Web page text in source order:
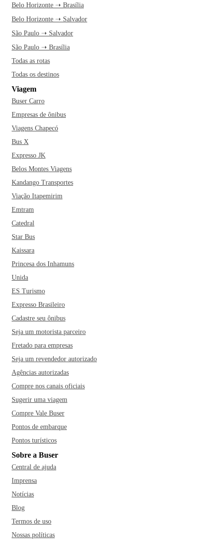
Belo Horizonte ➝ Brasília
Belo Horizonte ➝ Salvador
São Paulo ➝ Salvador
São Paulo ➝ Brasília
Todas as rotas
Todas os destinos
Viagem
Buser Carro
Empresas de ônibus
Viagens Chapecó
Bus X
Expresso JK
Belos Montes Viagens
Kandango Transportes
Viação Itapemirim
Emtram
Catedral
Star Bus
Kaissara
Princesa dos Inhamuns
Unida
ES Turismo
Expresso Brasileiro
Cadastre seu ônibus
Seja um motorista parceiro
Fretado para empresas
Seja um revendedor autorizado
Agências autorizadas
Compre nos canais oficiais
Sugerir uma viagem
Compre Vale Buser
Pontos de embarque
Pontos turísticos
Sobre a Buser
Central de ajuda
Imprensa
Notícias
Blog
Termos de uso
Nossas políticas